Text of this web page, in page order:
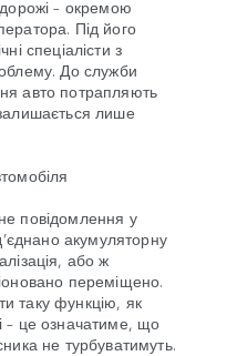
– окремою
Під його
спеціалісти з
До служби
авто потрапляють
лише
повідомлення у
акумуляторну
або ж
переміщено.
таку функцію, як
– це означатиме, що
не турбуватимуть.